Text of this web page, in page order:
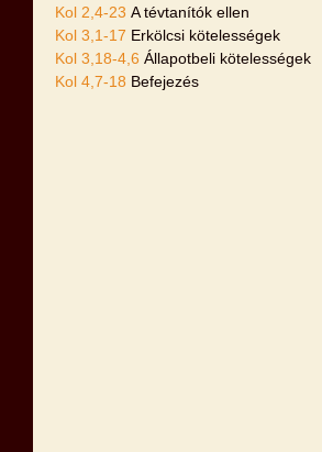
Kol 2,4-23 A tévtanítók ellen
Kol 3,1-17 Erkölcsi kötelességek
Kol 3,18-4,6 Állapotbeli kötelességek
Kol 4,7-18 Befejezés